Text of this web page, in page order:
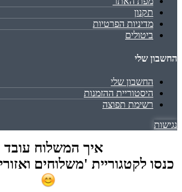
תקנון
מדיניות הפרטיות
ביטולים
החשבון שלי
החשבון שלי
היסטוריית ההזמנות
רשימת תפוצה
נגישות
איך המשלוח עובד
כנסו לקטגוריית 'משלוחים